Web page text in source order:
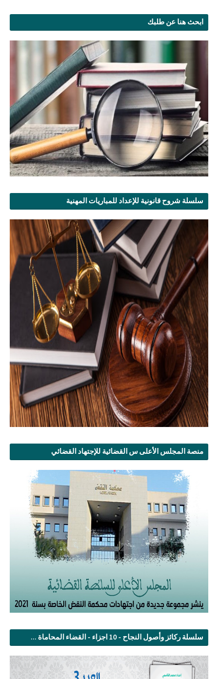
ابحث هنا عن طلبك
سلسلة شروح قانونية للإعداد للمباريات المهنية
منصة المجلس الأعلى س القضائية للإجتهاد القضائي
سلسلة ركائز وأصول النجاح - 10 اجزاء - القضاء المحاماة ...